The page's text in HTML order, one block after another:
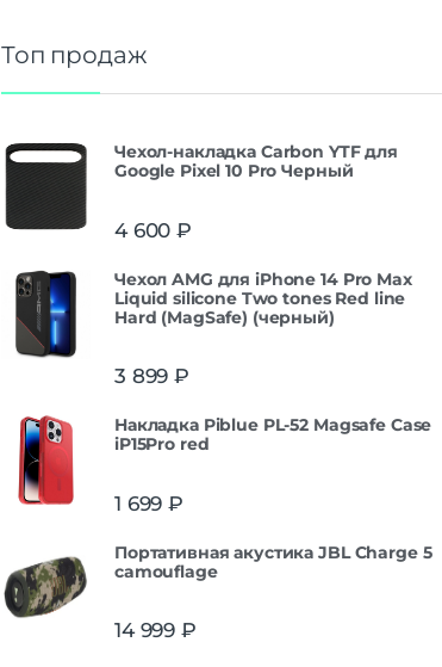
Топ продаж
Чехол-накладка Carbon YTF для
Google Pixel 10 Pro Черный
4 600 ₽
Чехол AMG для iPhone 14 Pro Max
Liquid silicone Two tones Red line
Hard (MagSafe) (черный)
3 899 ₽
Накладка Piblue PL-52 Magsafe Case
iP15Pro red
1 699 ₽
Портативная акустика JBL Charge 5
camouflage
14 999 ₽